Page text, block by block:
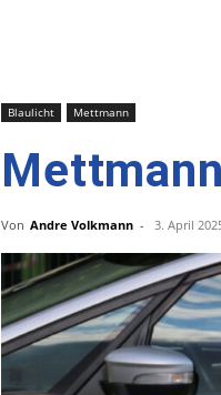
Blaulicht Mettmann
Von Andre Volkmann - 3. April